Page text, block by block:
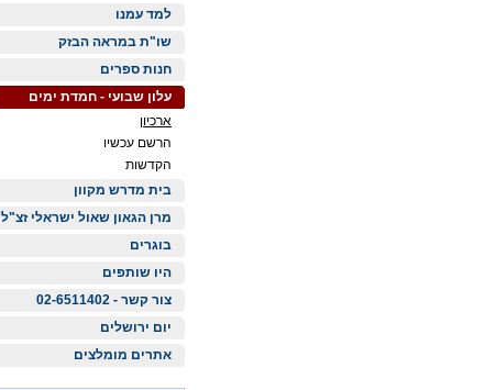
למד עמנו
שו"ת במראה הבזק
חנות ספרים
עלון שבועי - חמדת ימים
ארכיון
הרשם עכשיו
הקדשות
בית מדרש מקוון
מרן הגאון שאול ישראלי זצ"ל
בוגרים
היו שותפים
צור קשר - 02-6511402
יום ירושלים
אתרים מומלצים